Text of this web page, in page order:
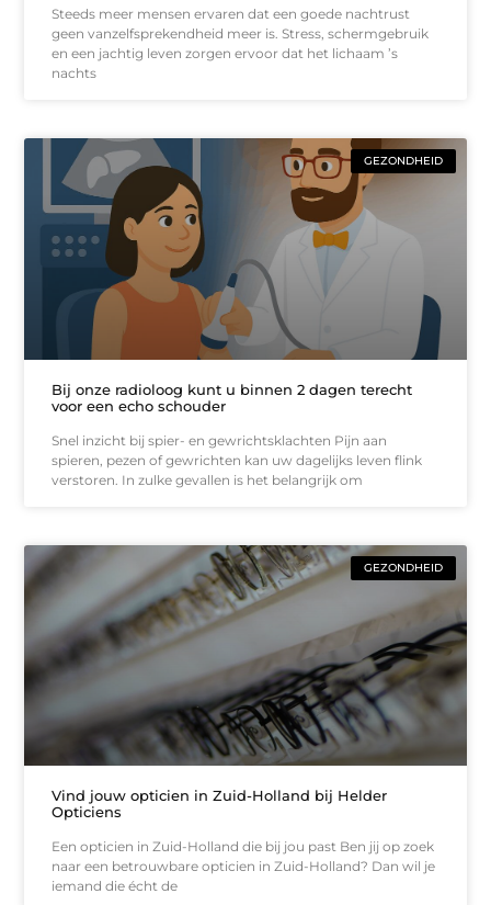
Steeds meer mensen ervaren dat een goede nachtrust
geen vanzelfsprekendheid meer is. Stress, schermgebruik
en een jachtig leven zorgen ervoor dat het lichaam ’s
nachts
GEZONDHEID
Bij onze radioloog kunt u binnen 2 dagen terecht
voor een echo schouder
Snel inzicht bij spier- en gewrichtsklachten Pijn aan
spieren, pezen of gewrichten kan uw dagelijks leven flink
verstoren. In zulke gevallen is het belangrijk om
GEZONDHEID
Vind jouw opticien in Zuid-Holland bij Helder
Opticiens
Een opticien in Zuid-Holland die bij jou past Ben jij op zoek
naar een betrouwbare opticien in Zuid-Holland? Dan wil je
iemand die écht de